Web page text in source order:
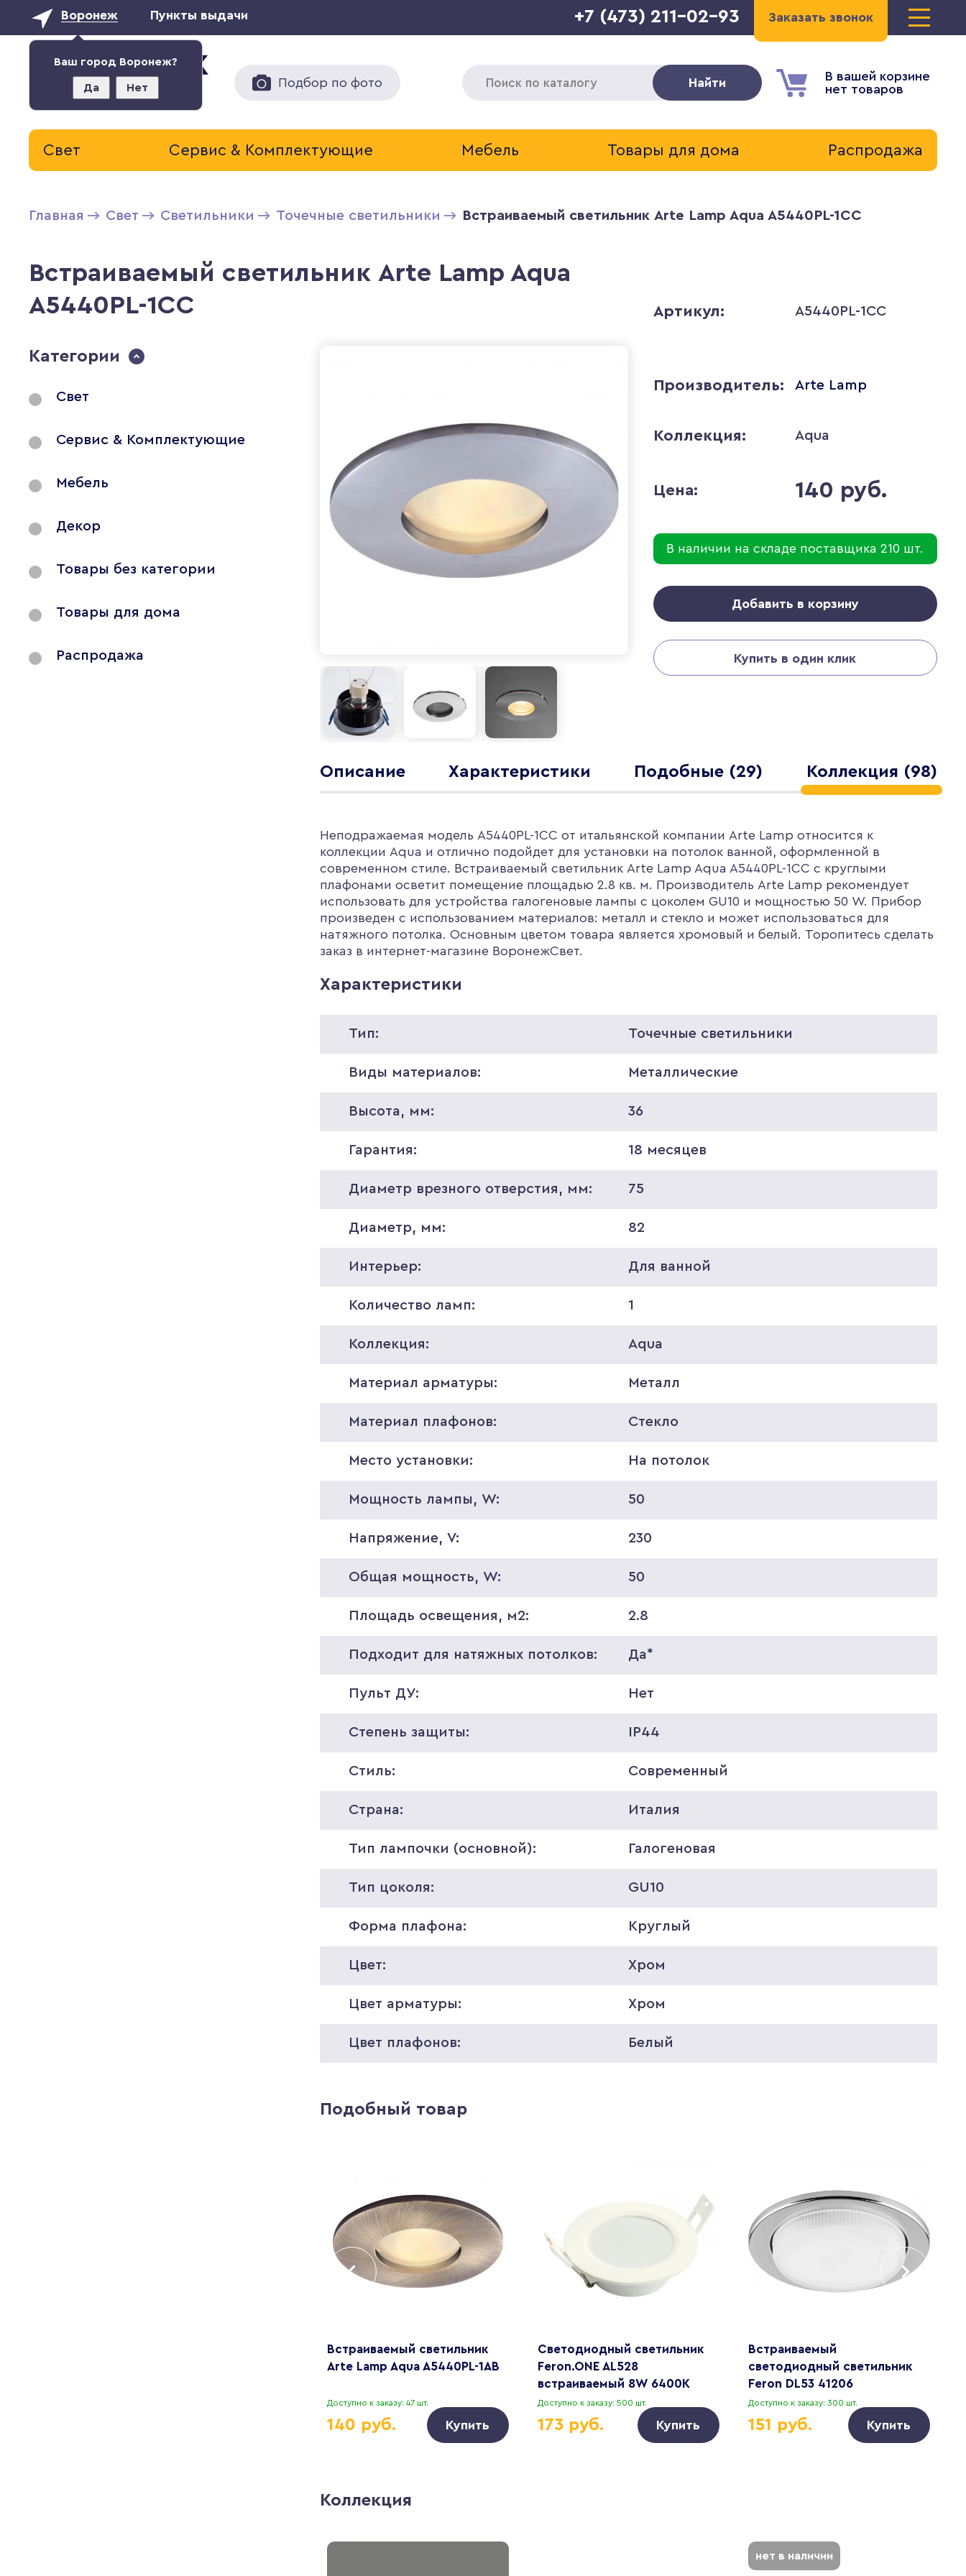
Воронеж
Ваш город Воронеж?
Да Нет
Пункты выдачи Заказать звонок
+7 (473) 211-02-93
Подбор по фото
В вашей корзине
нет товаров
Найти
Свет Сервис & Комплектующие Мебель Товары для дома Распродажа
Главная Свет Светильники Точечные светильники Встраиваемый светильник Arte Lamp Aqua A5440PL-1CC
Встраиваемый светильник Arte Lamp Aqua
A5440PL-1CC
Категории
Свет
Сервис & Комплектующие
Мебель
Декор
Товары без категории
Товары для дома
Распродажа
Артикул: A5440PL-1CC
Производитель: Arte Lamp
Коллекция: Aqua
Цена: 140 руб.
В наличии на складе поставщика 210 шт.
Добавить в корзину
Купить в один клик
Описание Характеристики Подобные (29) Коллекция (98)
Неподражаемая модель A5440PL-1CC от итальянской компании Arte Lamp относится к
коллекции Aqua и отлично подойдет для установки на потолок ванной, оформленной в
современном стиле. Встраиваемый светильник Arte Lamp Aqua A5440PL-1CC с круглыми
плафонами осветит помещение площадью 2.8 кв. м. Производитель Arte Lamp рекомендует
использовать для устройства галогеновые лампы с цоколем GU10 и мощностью 50 W. Прибор
произведен с использованием материалов: металл и стекло и может использоваться для
натяжного потолка. Основным цветом товара является хромовый и белый. Торопитесь сделать
заказ в интернет-магазине ВоронежСвет.
Характеристики
Тип: Точечные светильники
Виды материалов: Металлические
Высота, мм: 36
Гарантия: 18 месяцев
Диаметр врезного отверстия, мм: 75
Диаметр, мм: 82
Интерьер: Для ванной
Количество ламп: 1
Коллекция: Aqua
Материал арматуры: Металл
Материал плафонов: Стекло
Место установки: На потолок
Мощность лампы, W: 50
Напряжение, V: 230
Общая мощность, W: 50
Площадь освещения, м2: 2.8
Подходит для натяжных потолков: Да*
Пульт ДУ: Нет
Степень защиты: IP44
Стиль: Современный
Страна: Италия
Тип лампочки (основной): Галогеновая
Тип цоколя: GU10
Форма плафона: Круглый
Цвет: Хром
Цвет арматуры: Хром
Цвет плафонов: Белый
Подобный товар
Встраиваемый светильник
Arte Lamp Aqua A5440PL-1AB
Доступно к заказу: 47 шт.
140 руб. Купить
Светодиодный светильник
Feron.ONE AL528
встраиваемый 8W 6400K
белый 51184
Доступно к заказу: 500 шт.
173 руб. Купить
Встраиваемый
светодиодный светильник
Feron DL53 41206
Доступно к заказу: 300 шт.
151 руб. Купить
Коллекция
нет в наличии